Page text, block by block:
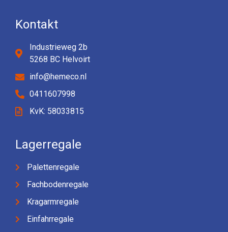
Kontakt
Industrieweg 2b
5268 BC Helvoirt
info@hemeco.nl
0411607998
KvK: 58033815
Lagerregale
Palettenregale
Fachbodenregale
Kragarmregale
Einfahrregale